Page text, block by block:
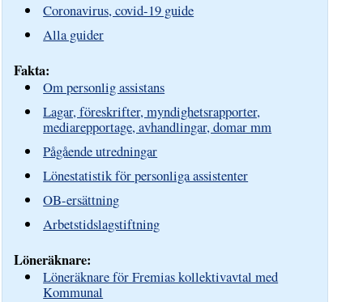
Coronavirus, covid-19 guide
Alla guider
Fakta:
Om personlig assistans
Lagar, föreskrifter, myndighetsrapporter,
mediarepportage, avhandlingar, domar mm
Pågående utredningar
Lönestatistik för personliga assistenter
OB-ersättning
Arbetstidslagstiftning
Löneräknare:
Löneräknare för Fremias kollektivavtal med
Kommunal